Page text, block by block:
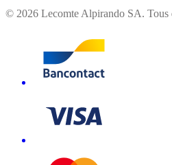
© 2026 Lecomte Alpirando SA. Tous